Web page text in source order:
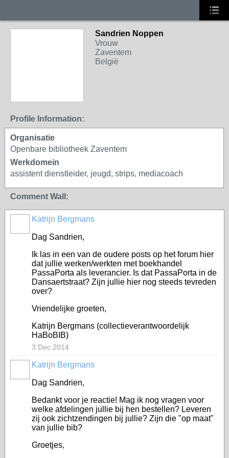
Sandrien Noppen
Vrouw
Zaventem
België
Profile Information:
Organisatie
Openbare bibliotheek Zaventem
Werkdomein
assistent dienstleider, jeugd, strips, mediacoach
Comment Wall:
Katrijn Bergmans
Dag Sandrien,
Ik las in een van de oudere posts op het forum hier
dat jullie werken/werkten met boekhandel
PassaPorta als leverancier. Is dat PassaPorta in de
Dansaertstraat? Zijn jullie hier nog steeds tevreden
over?
Vriendelijke groeten,
Katrijn Bergmans (collectieverantwoordelijk
HaBoBIB)
3 Dec 2014
Katrijn Bergmans
Dag Sandrien,
Bedankt voor je reactie! Mag ik nog vragen voor
welke afdelingen jullie bij hen bestellen? Leveren
zij ook zichtzendingen bij jullie? Zijn die "op maat"
van jullie bib?
Groetjes,